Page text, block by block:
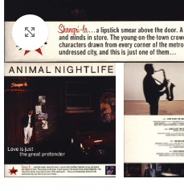
Klick zum Vergrößern